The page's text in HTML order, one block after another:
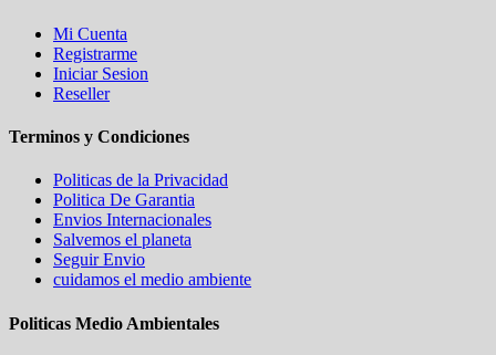
Mi Cuenta
Registrarme
Iniciar Sesion
Reseller
Terminos y Condiciones
Politicas de la Privacidad
Politica De Garantia
Envios Internacionales
Salvemos el planeta
Seguir Envio
cuidamos el medio ambiente
Politicas Medio Ambientales